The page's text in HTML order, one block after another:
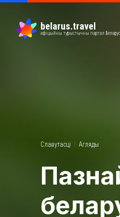
belarus.travel
афіцыйны турыстычны партал
Славутасці Агляды